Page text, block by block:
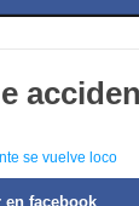
en facebook